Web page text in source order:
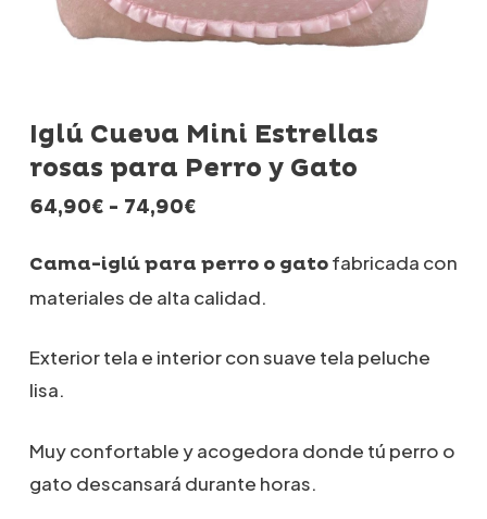
Iglú Cueva Mini Estrellas
rosas para Perro y Gato
64,90€ - 74,90€Rango
precios:
desde
64,90€
74,90€
Cama-iglú para perro o gatofabricada con
materiales de alta calidad.
Exterior tela e interior con suave tela peluche
lisa.
Muy confortable y acogedora donde tú perro o
gato descansará durante horas.